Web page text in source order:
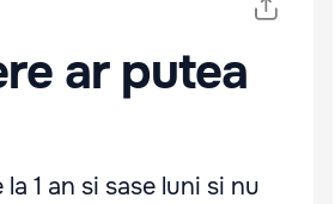
ar putea
1 an si sase luni si nu